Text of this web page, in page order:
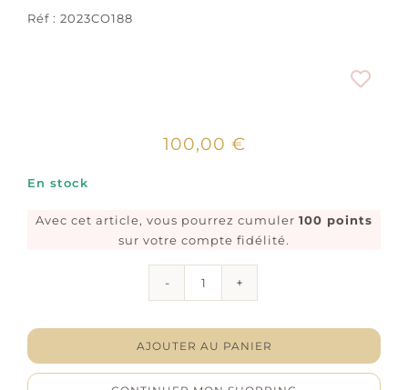
Réf : 2023CO188
100,00 €
En stock
Avec cet article, vous pourrez cumuler 100 points
sur votre compte fidélité.
"Éterna"
-
Oxydes
AJOUTER AU PANIER